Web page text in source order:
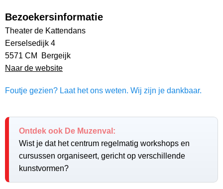
Bezoekersinformatie
Theater de Kattendans
Eerselsedijk 4
5571 CM Bergeijk
Naar de website
Foutje gezien? Laat het ons weten. Wij zijn je dankbaar.
Ontdek ook De Muzenval:
Wist je dat het centrum regelmatig workshops en
cursussen organiseert, gericht op verschillende
kunstvormen?